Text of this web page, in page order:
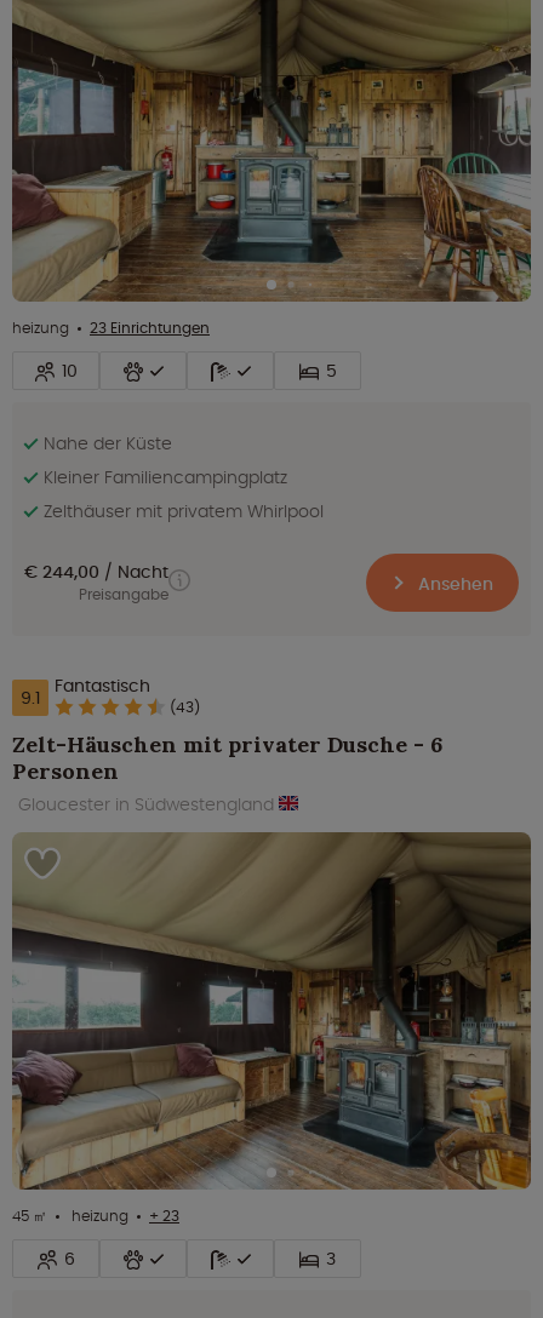
heizung 23 Einrichtungen
10 5
Nahe der Küste
Kleiner Familiencampingplatz
Zelthäuser mit privatem Whirlpool
€ 244,00 Nacht
Preisangabe Ansehen
9.1 Fantastisch
(43)
Zelt-Häuschen mit privater Dusche - 6
Personen
Gloucester in Südwestengland
45 ㎡ heizung + 23
6 3